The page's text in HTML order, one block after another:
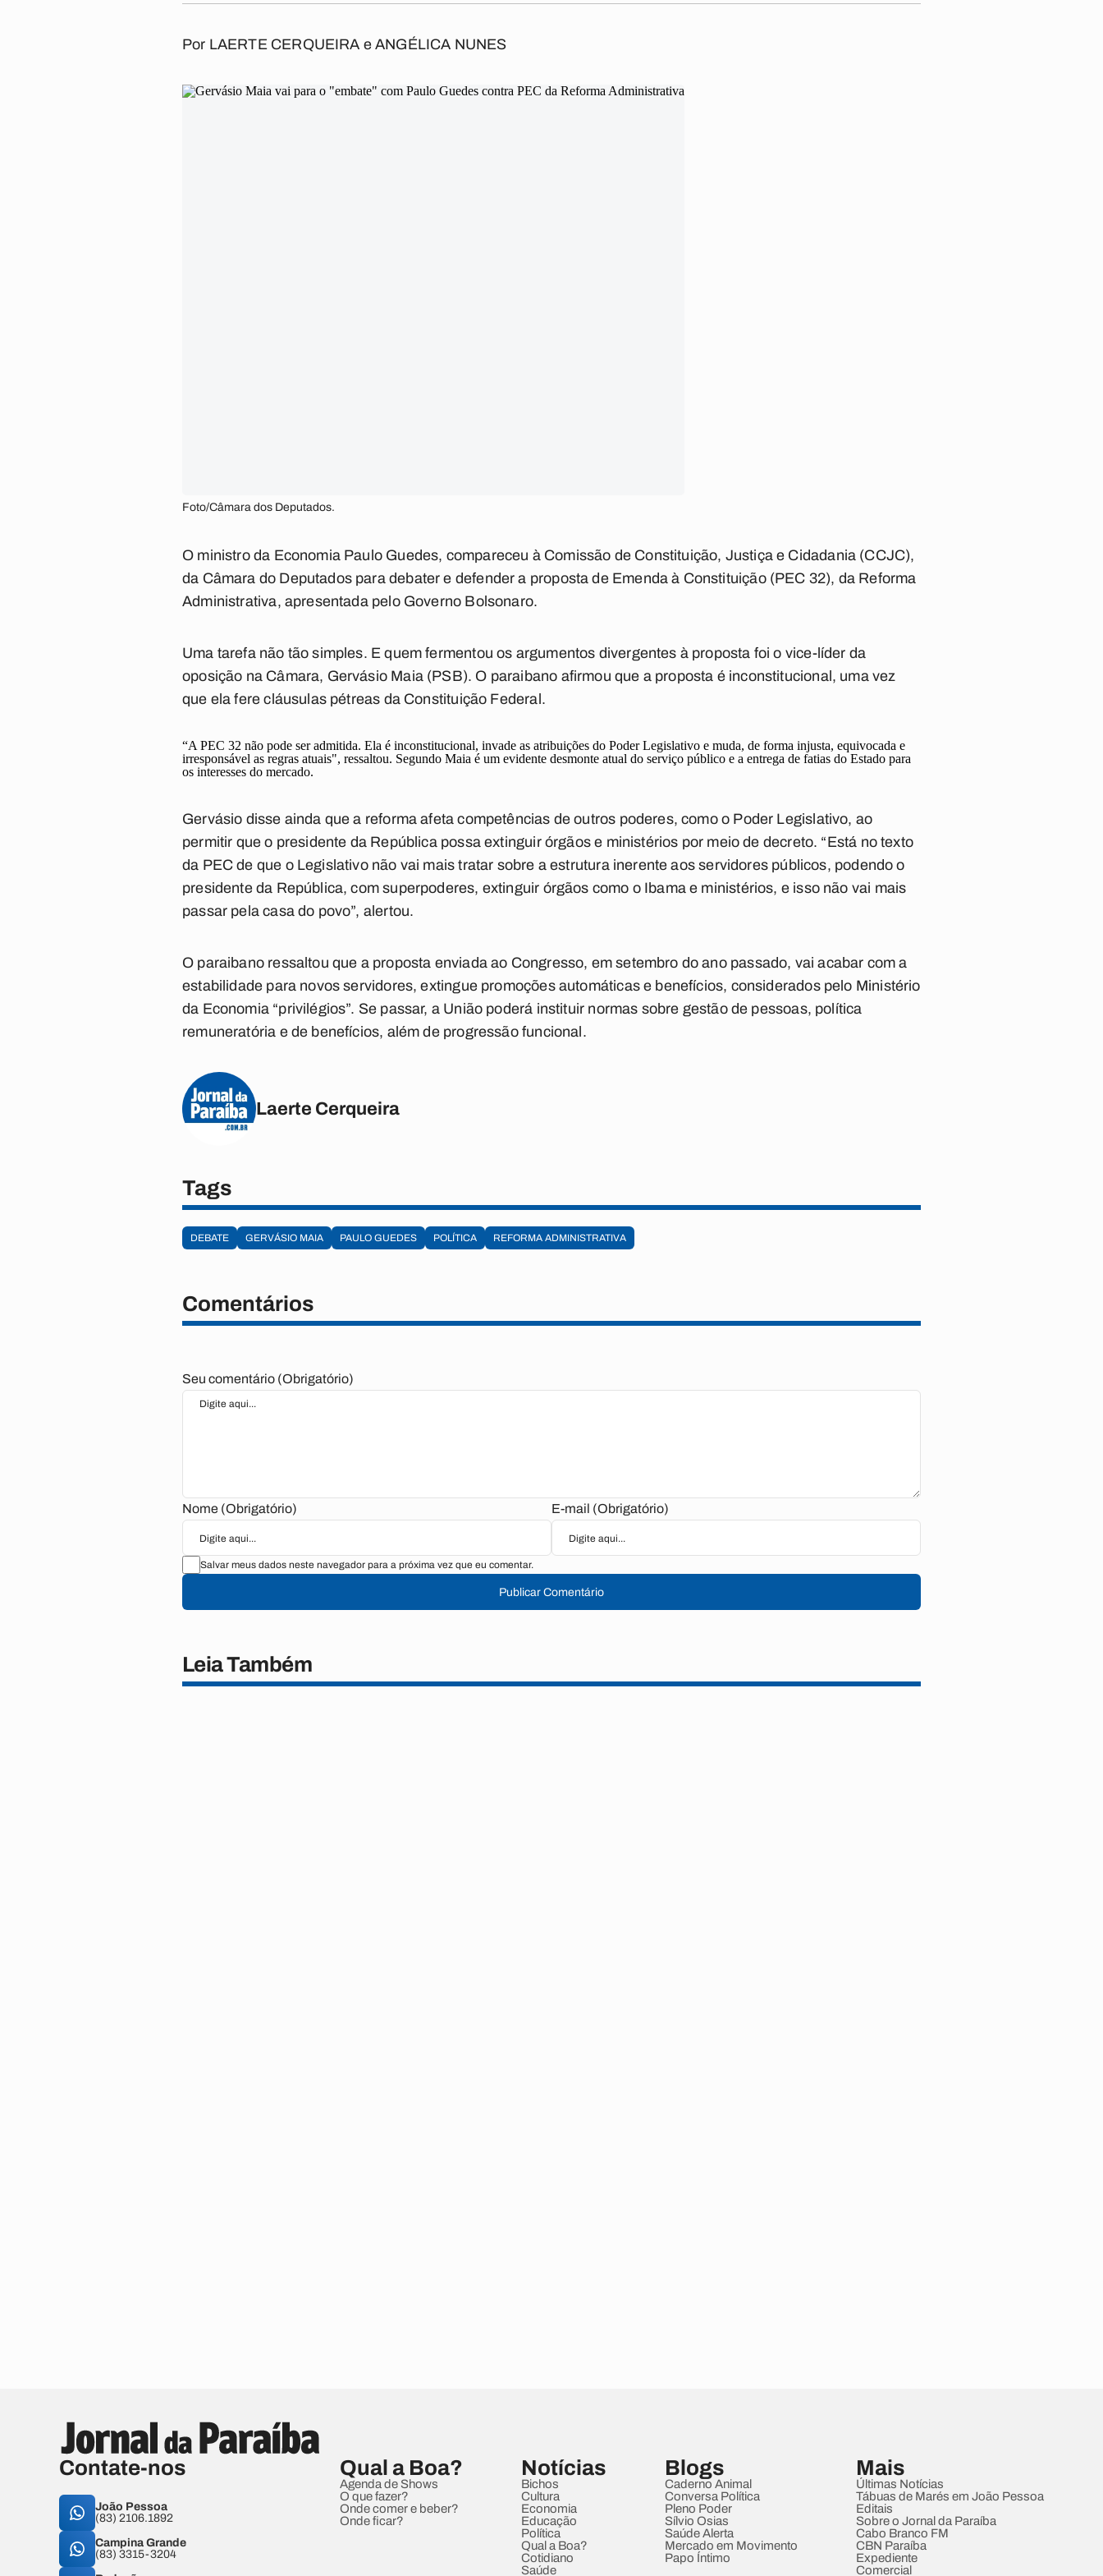
Por LAERTE CERQUEIRA e ANGÉLICA NUNES
Foto/Câmara dos Deputados.
O ministro da Economia Paulo Guedes, compareceu à Comissão de Constituição, Justiça e Cidadania (CCJC),
da Câmara do Deputados para debater e defender a proposta de Emenda à Constituição (PEC 32), da Reforma
Administrativa, apresentada pelo Governo Bolsonaro.
Uma tarefa não tão simples. E quem fermentou os argumentos divergentes à proposta foi o vice-líder da
oposição na Câmara, Gervásio Maia (PSB). O paraibano afirmou que a proposta é inconstitucional, uma vez
que ela fere cláusulas pétreas da Constituição Federal.
“A PEC 32 não pode ser admitida. Ela é inconstitucional, invade as atribuições do Poder Legislativo e muda, de forma injusta, equivocada e
irresponsável as regras atuais", ressaltou. Segundo Maia é um evidente desmonte atual do serviço público e a entrega de fatias do Estado para
os interesses do mercado.
Gervásio disse ainda que a reforma afeta competências de outros poderes, como o Poder Legislativo, ao
permitir que o presidente da República possa extinguir órgãos e ministérios por meio de decreto. “Está no texto
da PEC de que o Legislativo não vai mais tratar sobre a estrutura inerente aos servidores públicos, podendo o
presidente da República, com superpoderes, extinguir órgãos como o Ibama e ministérios, e isso não vai mais
passar pela casa do povo”, alertou.
O paraibano ressaltou que a proposta enviada ao Congresso, em setembro do ano passado, vai acabar com a
estabilidade para novos servidores, extingue promoções automáticas e benefícios, considerados pelo Ministério
da Economia “privilégios”. Se passar, a União poderá instituir normas sobre gestão de pessoas, política
remuneratória e de benefícios, além de progressão funcional.
Laerte Cerqueira
Tags
DEBATE GERVÁSIO MAIA PAULO GUEDES POLÍTICA REFORMA ADMINISTRATIVA
Comentários
Seu comentário (Obrigatório)
Nome (Obrigatório) E-mail (Obrigatório)
Salvar meus dados neste navegador para a próxima vez que eu comentar.
Publicar Comentário
Leia Também
Contate-nos
João Pessoa
(83) 2106.1892
Campina Grande
(83) 3315-3204
Qual a Boa?
Agenda de Shows
O que fazer?
Onde comer e beber?
Onde ficar?
Notícias
Bichos
Cultura
Economia
Educação
Política
Qual a Boa?
Cotidiano
Saúde
Blogs
Caderno Animal
Conversa Política
Pleno Poder
Sílvio Osias
Saúde Alerta
Mercado em Movimento
Papo Íntimo
Mais
Últimas Notícias
Tábuas de Marés em João Pessoa
Editais
Sobre o Jornal da Paraíba
Cabo Branco FM
CBN Paraíba
Expediente
Comercial